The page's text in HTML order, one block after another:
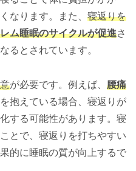
なります。また、 寝返りを
ム睡眠のサイクルが促進さ
るとされています。
が必要です。例えば、 腰痛
を抱えている場合、寝返りが
する可能性があります。寝
とで、寝返りを打ちやすい
的に睡眠の質が向上するで